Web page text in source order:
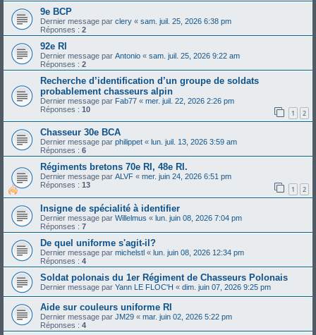
9e BCP
Dernier message par clery « sam. juil. 25, 2026 6:38 pm
Réponses : 2
92e RI
Dernier message par Antonio « sam. juil. 25, 2026 9:22 am
Réponses : 2
Recherche d’identification d’un groupe de soldats
probablement chasseurs alpin
Dernier message par Fab77 « mer. juil. 22, 2026 2:26 pm
Réponses : 10 1 2
Chasseur 30e BCA
Dernier message par philippet « lun. juil. 13, 2026 3:59 am
Réponses : 6
Régiments bretons 70e RI, 48e RI.
Dernier message par ALVF « mer. juin 24, 2026 6:51 pm
Réponses : 13 1 2
Insigne de spécialité à identifier
Dernier message par Willelmus « lun. juin 08, 2026 7:04 pm
Réponses : 7
De quel uniforme s'agit-il?
Dernier message par michelstl « lun. juin 08, 2026 12:34 pm
Réponses : 4
Soldat polonais du 1er Régiment de Chasseurs Polonais
Dernier message par Yann LE FLOC'H « dim. juin 07, 2026 9:25 pm
Aide sur couleurs uniforme RI
Dernier message par JM29 « mar. juin 02, 2026 5:22 pm
Réponses : 4